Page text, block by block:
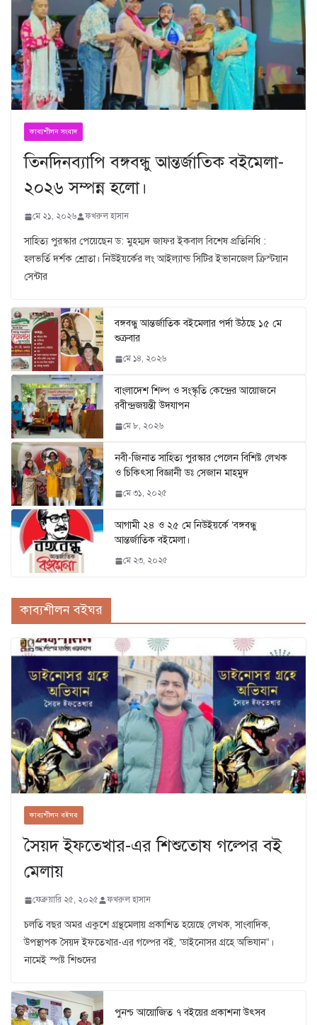
কাব্যশীলন সংবাদ
তিনদিনব্যাপি বঙ্গবন্ধু আন্তর্জাতিক বইমেলা-
২০২৬ সম্পন্ন হলো।
মে ২১, ২০২৬ ফখরুল হাসান
সাহিত্য পুরস্কার পেয়েছেন ড: মুহম্মদ জাফর ইকবাল বিশেষ প্রতিনিধি :
হলভর্তি দর্শক শ্রোতা। নিউইয়র্কের লং আইল্যান্ড সিটির ইভানজেল ক্রিস্টয়ান
সেন্টার
বঙ্গবন্ধু আন্তর্জাতিক বইমেলার পর্দা উঠছে ১৫ মে
শুক্রবার
মে ১৪, ২০২৬
বাংলাদেশ শিল্প ও সংস্কৃতি কেন্দ্রের আয়োজনে
রবীন্দ্রজয়ন্তী উদযাপন
মে ৮, ২০২৬
নবী-জিনাত সাহিত্য পুরস্কার পেলেন বিশিষ্ট লেখক
ও চিকিৎসা বিজ্ঞানী ডঃ সেজান মাহমুদ
মে ৩১, ২০২৫
আগামী ২৪ ও ২৫ মে নিউইয়র্কে ‘বঙ্গবন্ধু
আন্তর্জাতিক বইমেলা।
মে ২৩, ২০২৫
কাব্যশীলন বইঘর
কাব্যশীলন বইঘর
সৈয়দ ইফতেখার-এর শিশুতোষ গল্পের বই
মেলায়
ফেব্রুয়ারি ২৫, ২০২৫ ফখরুল হাসান
চলতি বছর অমর একুশে গ্রন্থমেলায় প্রকাশিত হয়েছে লেখক, সাংবাদিক,
উপস্থাপক সৈয়দ ইফতেখার-এর গল্পের বই, ‘ডাইনোসর গ্রহে অভিযান”।
নামেই স্পষ্ট শিশুদের
পুনশ্চ আয়োজিত ৭ বইয়ের প্রকাশনা উৎসব